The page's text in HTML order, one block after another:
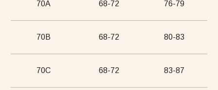
70А 68-72 76-79
70В 68-72 80-83
70С 68-72 83-87